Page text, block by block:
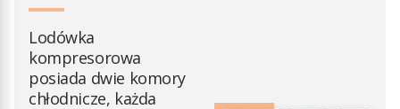
Lodówka
kompresorowa
posiada dwie komory
chłodnicze, każda